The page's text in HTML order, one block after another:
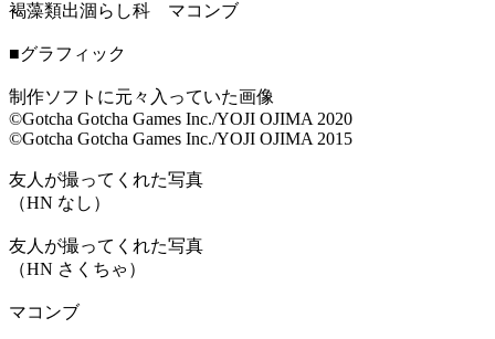
褐藻類出涸らし科 マコンブ
■グラフィック
制作ソフトに元々入っていた画像
©Gotcha Gotcha Games Inc./YOJI OJIMA 2020
©Gotcha Gotcha Games Inc./YOJI OJIMA 2015
友人が撮ってくれた写真
（HN なし）
友人が撮ってくれた写真
（HN さくちゃ）
マコンブ